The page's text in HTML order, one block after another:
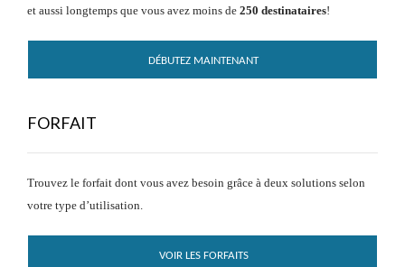
et aussi longtemps que vous avez moins de 250 destinataires!
DÉBUTEZ MAINTENANT
FORFAIT
Trouvez le forfait dont vous avez besoin grâce à deux solutions selon
votre type d’utilisation.
VOIR LES FORFAITS